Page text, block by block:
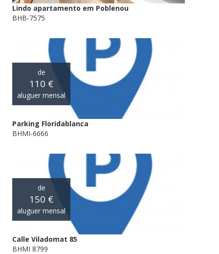
Lindo apartamento em Poblenou
BHB-7575
de
110 €
aluguer mensal
Parking Floridablanca
BHMI-6666
de
150 €
aluguer mensal
Calle Viladomat 85
BHMI 8799